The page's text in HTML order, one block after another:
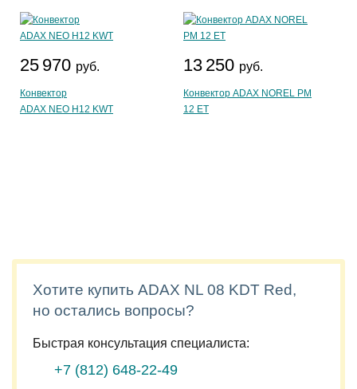
25 970 руб.
Конвектор
ADAX NEO H12 KWT
13 250 руб.
Конвектор ADAX NOREL PM
12 ET
Хотите купить ADAX NL 08 KDT Red,
но остались вопросы?
Быстрая консультация специалиста:
+7 (812) 648-22-49